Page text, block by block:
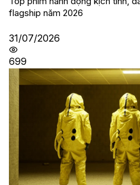
flagship năm 2026
31/07/2026
699